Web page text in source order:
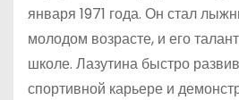
января 1971 года. Он стал
молодом возрасте, и его
школе. Лазутина быстро
спортивной карьере и